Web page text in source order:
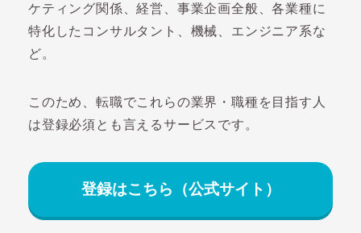
ケティング関係、経営、事業企画全般、各業種に
特化したコンサルタント、機械、エンジニア系な
ど。
このため、転職でこれらの業界・職種を目指す人
は登録必須とも言えるサービスです。
登録はこちら（公式サイト）